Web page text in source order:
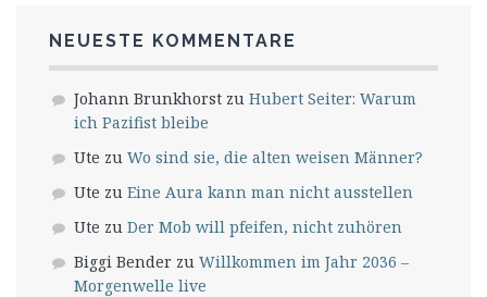
NEUESTE KOMMENTARE
Johann Brunkhorst zu Hubert Seiter: Warum
ich Pazifist bleibe
Ute zu Wo sind sie, die alten weisen Männer?
Ute zu Eine Aura kann man nicht ausstellen
Ute zu Der Mob will pfeifen, nicht zuhören
Biggi Bender zu Willkommen im Jahr 2036 –
Morgenwelle live